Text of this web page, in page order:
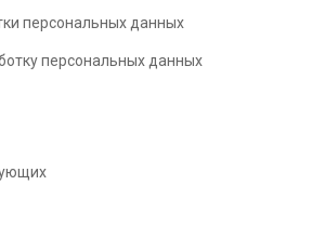
персональных данных
персональных данных